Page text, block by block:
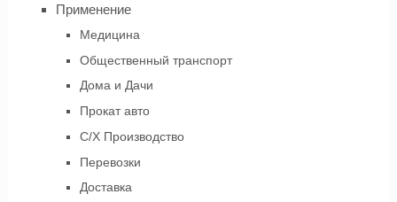
Применение
Медицина
Общественный транспорт
Дома и Дачи
Прокат авто
С/Х Производство
Перевозки
Доставка